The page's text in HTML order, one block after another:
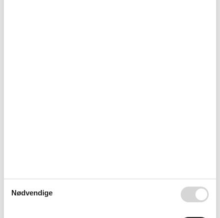
Møte/konferanse
Røykfritt hus
Salong
Nødvendige